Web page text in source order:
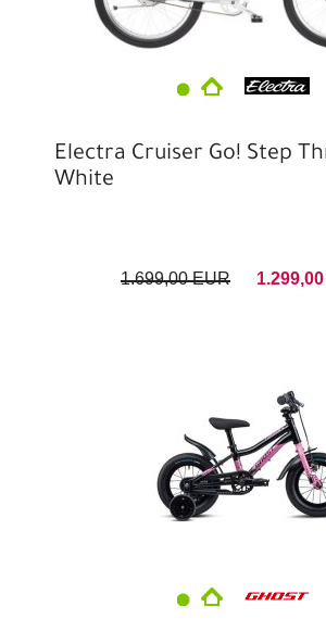
Electra Cruiser Go! Step
White
1.699,00 EUR